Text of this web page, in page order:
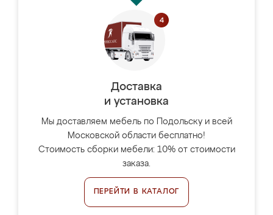
Доставка
и установка
Мы доставляем мебель по Подольску и всей
Московской области бесплатно!
Стоимость сборки мебели: 10% от стоимости
заказа.
ПЕРЕЙТИ В КАТАЛОГ